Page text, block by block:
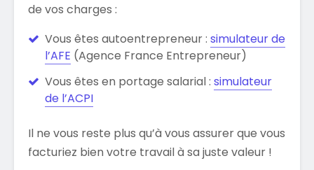
de vos charges :
Vous êtes autoentrepreneur : simulateur de
l’AFE (Agence France Entrepreneur)
Vous êtes en portage salarial : simulateur
de l’ACPI
Il ne vous reste plus qu’à vous assurer que vous
facturiez bien votre travail à sa juste valeur !